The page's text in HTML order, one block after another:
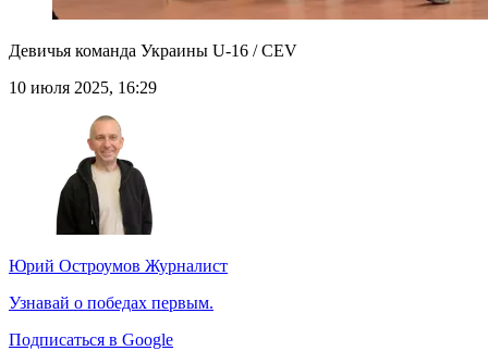
Девичья команда Украины U-16 / CEV
10 июля 2025, 16:29
Юрий Остроумов Журналист
Узнавай о победах первым.
Подписаться в Google